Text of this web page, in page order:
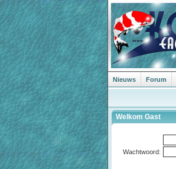
Nieuws Forum
Welkom Gast
Wachtwoord: